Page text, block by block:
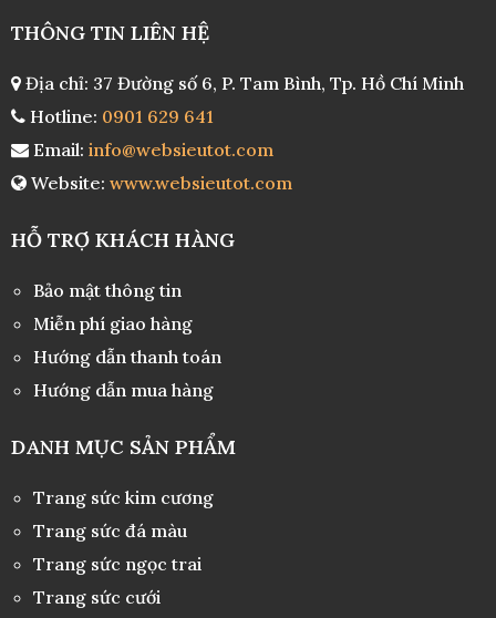
THÔNG TIN LIÊN HỆ
Địa chỉ: 37 Đường số 6, P. Tam Bình, Tp. Hồ Chí Minh
Hotline: 0901 629 641
Email: info@websieutot.com
Website: www.websieutot.com
HỖ TRỢ KHÁCH HÀNG
Bảo mật thông tin
Miễn phí giao hàng
Hướng dẫn thanh toán
Hướng dẫn mua hàng
DANH MỤC SẢN PHẨM
Trang sức kim cương
Trang sức đá màu
Trang sức ngọc trai
Trang sức cưới